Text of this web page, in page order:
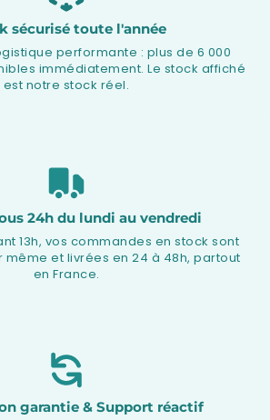
sécurisé toute l'année
performante : plus de 6 000
immédiatement. Le stock affiché
est notre stock réel.
24h du lundi au vendredi
13h, vos commandes en stock sont
même et livrées en 24 à 48h, partout
en France.
garantie & Support réactif